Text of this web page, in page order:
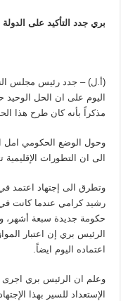
بري جدد التأكيد على الدولة
(أ.ل) – جدد رئيس مجلس
اليوم على ان الحل الوحيد
مذكراً بأنه كان طرح هذا
وحول الوضع الحكومي امل
الى ان التطورات
رشيد كرامي عندما كانت
حكومة جديدة سبعة أشهر،
الرئيس بري إن اعتبار
اعتماده اليوم ايضاً.
وعلم ان الرئيس بري اجرى
الإستعداد للسير بهذا